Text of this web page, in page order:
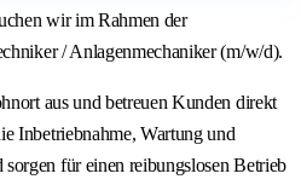
wir im Rahmen der
/ Anlagenmechaniker (m/w/d).
aus und betreuen Kunden direkt
Inbetriebnahme, Wartung und
für einen reibungslosen Betrieb